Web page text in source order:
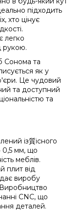
підходить
хто цінує
легко
рукою.
Сонома та
як у
Це чудовий
та доступний
та
із質існого
0,5 мм, що
меблів.
плит від
виробу
CNC, що
деталей.